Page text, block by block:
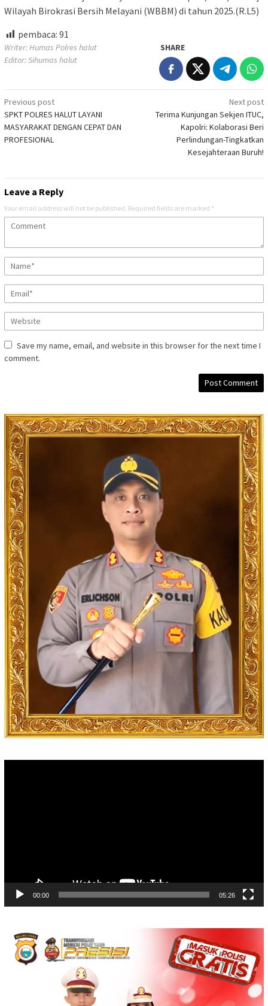
Wilayah Birokrasi Bersih Melayani (WBBM) di tahun 2025.(R.L5)
pembaca: 91
Writer: Humas Polres halut
Editor: Sihumas halut
SHARE
Post
navigation
Previous post
SPKT POLRES HALUT LAYANI
MASYARAKAT DENGAN CEPAT DAN
PROFESIONAL
Next post
Terima Kunjungan Sekjen ITUC,
Kapolri: Kolaborasi Beri
Perlindungan-Tingkatkan
Kesejahteraan Buruh!
Leave a Reply
Your email address will not be published. Required fields are marked *
Save my name, email, and website in this browser for the next time I
comment.
00:00 05:26